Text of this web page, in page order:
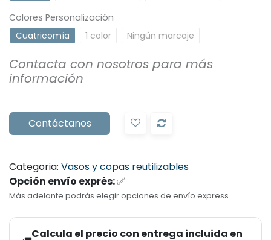
Colores Personalización
Cuatricomía
1 color Ningún marcaje
Contacta con nosotros para más
información
Contáctanos
Categoria: Vasos y copas reutilizables
Opción envío exprés:✅
Más adelante podrás elegir opciones de envío express
Calcula el precio con entrega incluida en